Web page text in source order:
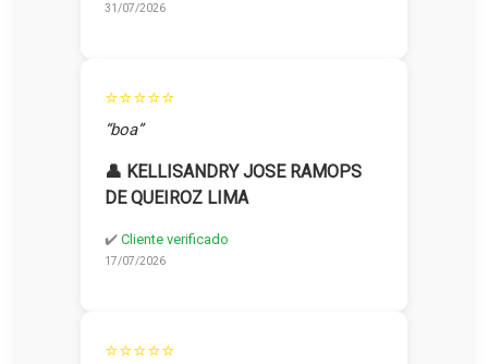
31/07/2026
⭐⭐⭐⭐⭐
“boa”
👤 KELLISANDRY JOSE RAMOPS
DE QUEIROZ LIMA
✔️ Cliente verificado
17/07/2026
⭐⭐⭐⭐⭐